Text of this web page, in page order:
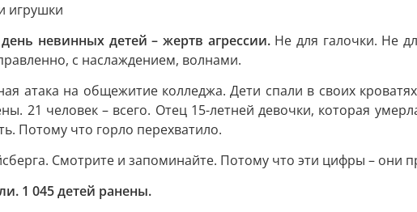
игрушки
невинных детей – жертв агрессии.Не для галочки. Не
с наслаждением, волнами.
атака на общежитие колледжа. Дети спали в своих
21 человек – всего. Отец 15-летней девочки, которая
Потому что горло перехватило.
Смотрите и запоминайте. Потому что эти цифры – они
1 045 детей ранены.